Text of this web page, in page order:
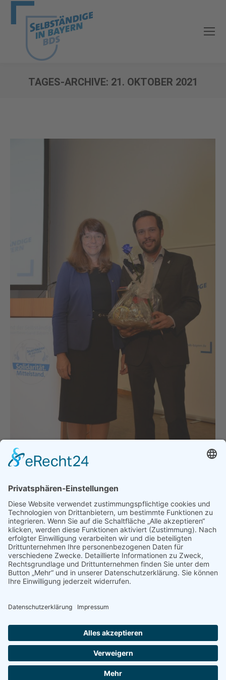
TAGES-ARCHIVE: 21. OKTOBER 2021
Verbandstagung des Bund der
Selbständigen unter dem Motto:
Einigkeit und Recht und Freiheit
Allgemein Vonbdsadmin 21. Oktober 2021
Verbandstagung des Bund der Selbständigen unter
dem Motto: Einigkeit und Recht und Freiheit BDS
Präsidentin Sehorz und Festredner Martin Hagen
(FDP) betonen den Wert der Eigenverantwortung
Nürnberg – Endlich konnte wieder eine
endlich wieder vor Ort. Nürnberg war ein würdiger
Tagungsort für die annähernd…